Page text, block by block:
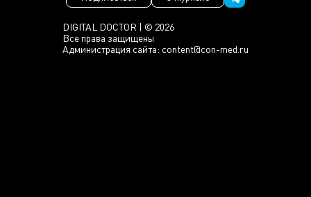
DIGITAL DOCTOR | © 2026
Все права защищены
Администрация сайта: content@con-med.ru